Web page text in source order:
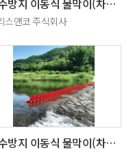
침수방지 이동식 물막이(차수판) 외곡형
스앤코 주식회사
침수방지 이동식 물막이(차수판) 직선형